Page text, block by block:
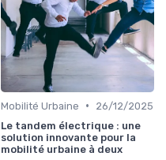
Mobilité Urbaine •
26/12/2025
Le tandem électrique : une
solution innovante pour la
mobilité urbaine à deux